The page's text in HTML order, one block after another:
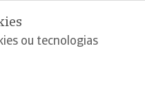
ou tecnologias